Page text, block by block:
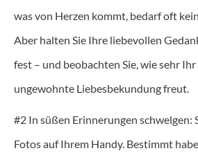
was von Herzen kommt, bedarf oft
Aber halten Sie Ihre liebevollen
fest – und beobachten Sie, wie sehr
ungewohnte Liebesbekundung freut.
#2 In süßen Erinnerungen schwelgen:
Fotos auf Ihrem Handy. Bestimmt